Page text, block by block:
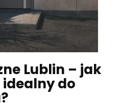
Lublin – jak
do